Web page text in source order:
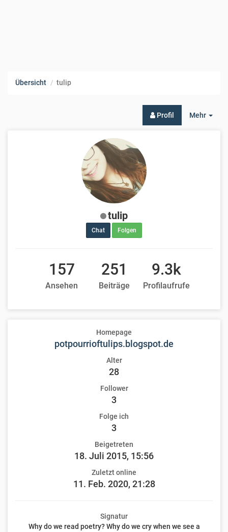
Übersicht tulip
Mehr
Profil
tulip
Chat Folgen
157
Ansehen
251
Beiträge
9.3k
Profilaufrufe
Homepage
potpourrioftulips.blogspot.de
Alter
28
Follower
3
Folge ich
3
Beigetreten
18. Juli 2015, 15:56
Zuletzt online
11. Feb. 2020, 21:28
Signatur
Why do we read poetry? Why do we cry when we see a